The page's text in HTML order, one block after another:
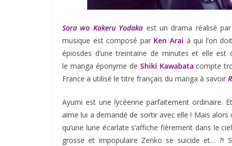
Sora wo Kakeru Yodaka est un drama réalisé par
musique est composé par Ken Arai à qui l’on
épiosdes d’une treintaine de minutes et elle est
le manga éponyme de Shiki Kawabata compte
France a utilisé le titre français du manga à savoir
Ayumi est une lycéenne parfaitement ordinaire.
aime lui a demandé de sortir avec elle ! Mais
qu’une lune écarlate s’affiche fièrement dans le
grosse et impopulaire Zenko se suicide et… ?!